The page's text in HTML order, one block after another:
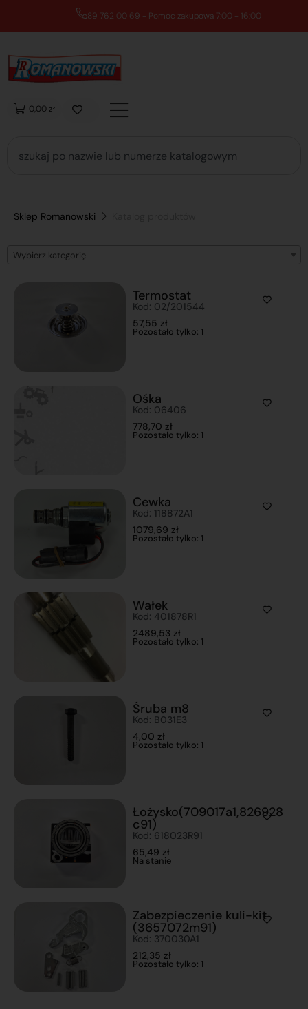
89 762 00 69 - Pomoc zakupowa 7:00 - 16:00
0,00 zł
Sklep Romanowski
Wybierz kategorię
Termostat
Kod: 02/201544
57,55 zł
Pozostało tylko: 1
Ośka
Kod: 06406
778,70 zł
Pozostało tylko: 1
Cewka
Kod: 118872A1
1079,69 zł
Pozostało tylko: 1
Wałek
Kod: 401878R1
2489,53 zł
Pozostało tylko: 1
Śruba m8
Kod: B031E3
4,00 zł
Pozostało tylko: 1
Łożysko(709017a1,826928
c91)
Kod: 618023R91
65,49 zł
Na stanie
Zabezpieczenie kuli-kit
(3657072m91)
Kod: 370030A1
212,35 zł
Pozostało tylko: 1